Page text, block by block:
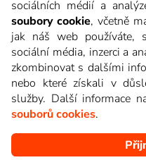
Copyright © goNET s.r.o.
sociálních médií a
soubory cookie, včetně
jak náš web používáte,
sociální média, inzerci a
zkombinovat s dalšími
nebo které získali v
služby. Další informace
souborů cookies.